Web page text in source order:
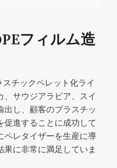
フィルム造
チックペレット化ライ
、サウジアラビア、スイ
出し、顧客のプラスチッ
促進することに成功して
ペレタイザーを生産に導
果に非常に満足していま